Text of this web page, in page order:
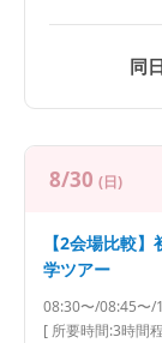
の
同
8/30 (日)
【2会場比較
学ツアー
08:30〜/08:45〜/
[ 所要時間:3時間